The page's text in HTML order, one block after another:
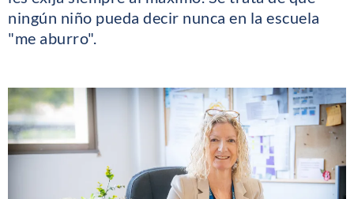
ningún niño pueda decir nunca en la escuela
"me aburro".